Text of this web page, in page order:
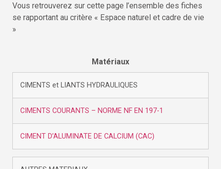
Vous retrouverez sur cette page l’ensemble des fiches
se rapportant au critère « Espace naturel et cadre de vie
»
Matériaux
CIMENTS et LIANTS HYDRAULIQUES
CIMENTS COURANTS – NORME NF EN 197-1
CIMENT D’ALUMINATE DE CALCIUM (CAC)